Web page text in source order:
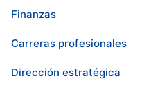
Finanzas
Carreras profesionales
Dirección estratégica